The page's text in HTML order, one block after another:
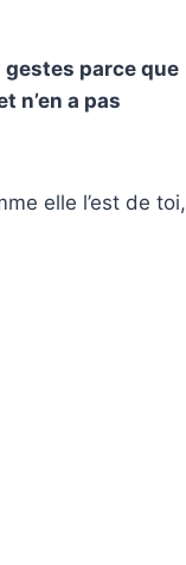
parce que
n’en a pas
elle l’est de toi,